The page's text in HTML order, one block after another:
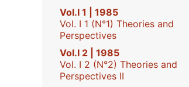
Vol.I 1 | 1985
Vol. I 1 (N°1) Theories and
Perspectives
Vol.I 2 | 1985
Vol. I 2 (N°2) Theories and
Perspectives II